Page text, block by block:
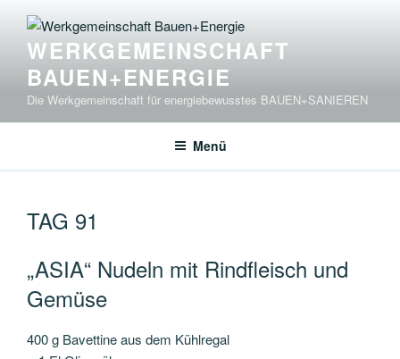
Inhalt
springenWERKGEMEINSCHAFT
BAUEN+ENERGIE
Die Werkgemeinschaft für energiebewusstes BAUEN+SANIEREN
Menü
TAG 91
„ASIA“ Nudeln mit Rindfleisch und
Gemüse
400 g Bavettine aus dem Kühlregal